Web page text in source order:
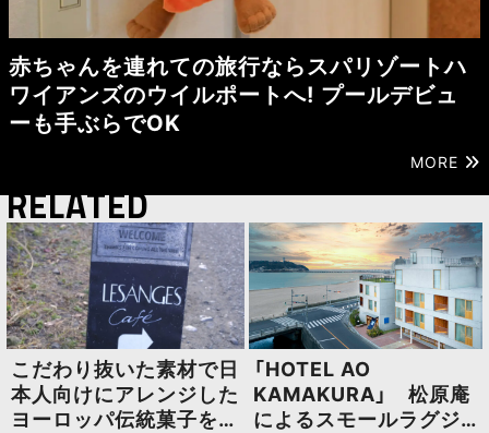
赤ちゃんを連れての旅行ならスパリゾートハ
ワイアンズのウイルポートへ! プールデビュ
ーも手ぶらでOK
MORE
RELATED
こだわり抜いた素材で日
本人向けにアレンジした
ヨーロッパ伝統菓子を味
「HOTEL AO
KAMAKURA」 松原庵
によるスモールラグジ